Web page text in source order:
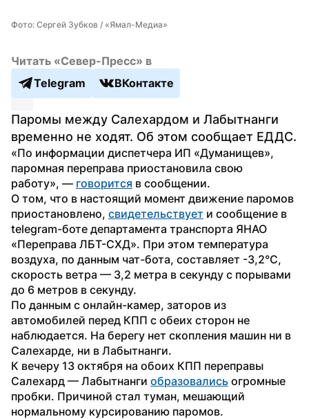
Фото: Сергей Зубков / «Ямал-Медиа»
Читать «Север-Пресс» в
Telegram
ВКонтакте
Паромы между Салехардом и Лабытнанги
временно не ходят. Об этом сообщает ЕДДС.
«По информации диспетчера ИП «Думанищев»,
паромная переправа приостановила свою
работу», — говорится в сообщении.
О том, что в настоящий момент движение паромов
приостановлено, свидетельствует и сообщение в
telegram-боте департамента транспорта ЯНАО
«Переправа ЛБТ-СХД». При этом температура
воздуха, по данным чат-бота, составляет -3,2°C,
скорость ветра — 3,2 метра в секунду с порывами
до 6 метров в секунду.
По данным с онлайн-камер, заторов из
автомобилей перед КПП с обеих сторон не
наблюдается. На берегу нет скопления машин ни в
Салехарде, ни в Лабытнанги.
К вечеру 13 октября на обоих КПП переправы
Салехард — Лабытнанги образовались огромные
пробки. Причиной стал туман, мешающий
нормальному курсированию паромов.